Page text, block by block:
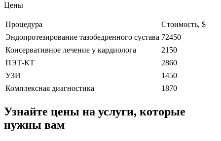
Цены
Процедура
Стоимость, $
Эндопротезирование тазобедренного сустава 72450
Консервативное лечение у кардиолога
2150
ПЭТ-КТ
2860
УЗИ
1450
Комплексная диагностика
1870
Узнайте цены на услуги, которые
нужны вам